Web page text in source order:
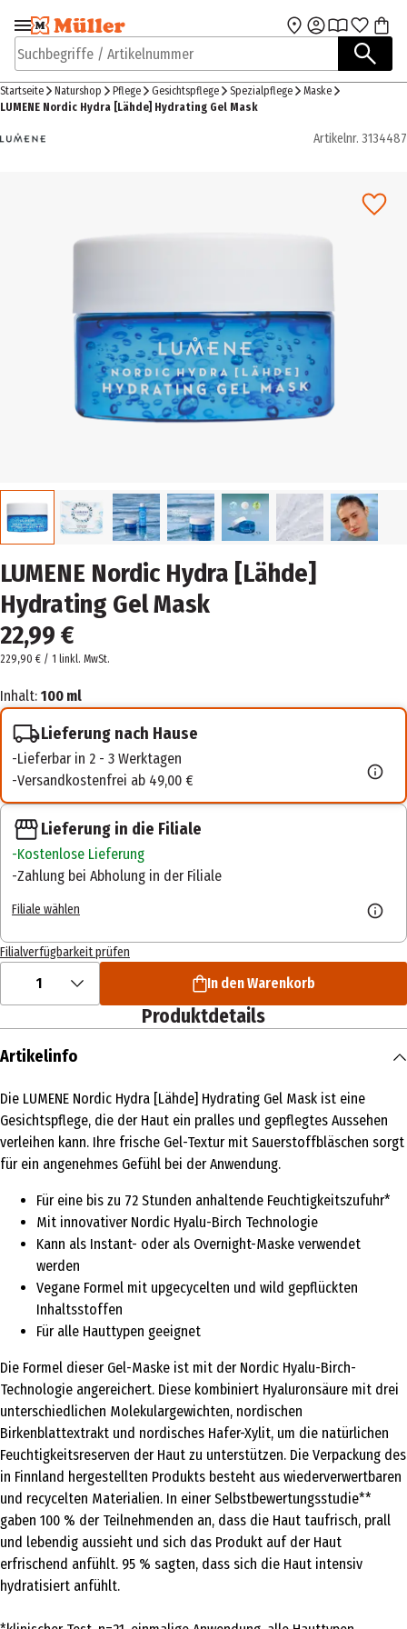
Zur Navigation
springen
Zum Hauptinhalt
Suchbegriffe / Artikelnummer
Startseite Naturshop Pflege Gesichtspflege Spezialpflege
Maske
LUMENE Nordic Hydra [Lähde] Hydrating Gel Mask
Artikelnr. 3134487
LUMENE Nordic Hydra [Lähde]
Hydrating Gel Mask
22,99 €
229,90 € / 1 linkl. MwSt.
Inhalt: 100 ml
Lieferung nach Hause
Lieferbar in 2 - 3 Werktagen
Versandkostenfrei ab 49,00 €
Lieferung in die Filiale
Kostenlose Lieferung
Zahlung bei Abholung in der Filiale
Filiale wählen
Filialverfügbarkeit prüfen
1 In den Warenkorb
Produktdetails
Artikelinfo
Die LUMENE Nordic Hydra [Lähde] Hydrating Gel Mask ist eine
Gesichtspflege, die der Haut ein pralles und gepflegtes Aussehen
verleihen kann. Ihre frische Gel-Textur mit Sauerstoffbläschen sorgt
für ein angenehmes Gefühl bei der Anwendung.
Für eine bis zu 72 Stunden anhaltende Feuchtigkeitszufuhr*
Mit innovativer Nordic Hyalu-Birch Technologie
Kann als Instant- oder als Overnight-Maske verwendet
werden
Vegane Formel mit upgecycelten und wild gepflückten
Inhaltsstoffen
Für alle Hauttypen geeignet
Die Formel dieser Gel-Maske ist mit der Nordic Hyalu-Birch-
Technologie angereichert. Diese kombiniert Hyaluronsäure mit drei
unterschiedlichen Molekulargewichten, nordischen
Birkenblattextrakt und nordisches Hafer-Xylit, um die natürlichen
Feuchtigkeitsreserven der Haut zu unterstützen. Die Verpackung des
in Finnland hergestellten Produkts besteht aus wiederverwertbaren
und recycelten Materialien. In einer Selbstbewertungsstudie**
gaben 100 % der Teilnehmenden an, dass die Haut taufrisch, prall
und lebendig aussieht und sich das Produkt auf der Haut
erfrischend anfühlt. 95 % sagten, dass sich die Haut intensiv
hydratisiert anfühlt.